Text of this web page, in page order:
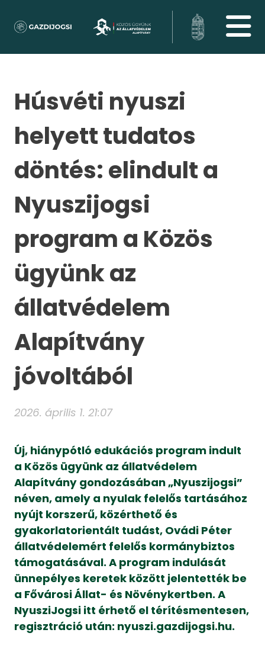
Húsvéti nyuszi
helyett tudatos
döntés: elindult a
Nyuszijogsi
program a Közös
ügyünk az
állatvédelem
Alapítvány
jóvoltából
2026. április 1. 21:07
Új, hiánypótló edukációs program indult
a Közös ügyünk az állatvédelem
Alapítvány gondozásában „Nyuszijogsi”
néven, amely a nyulak felelős tartásához
nyújt korszerű, közérthető és
gyakorlatorientált tudást, Ovádi Péter
állatvédelemért felelős kormánybiztos
támogatásával. A program indulását
ünnepélyes keretek között jelentették be
a Fővárosi Állat- és Növénykertben. A
NyusziJogsi itt érhető el térítésmentesen,
regisztráció után: nyuszi.gazdijogsi.hu.